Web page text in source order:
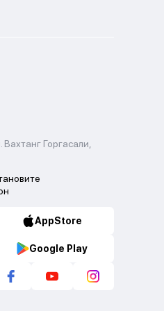
Вахтанг Горгасали,
AppStore
Google Play